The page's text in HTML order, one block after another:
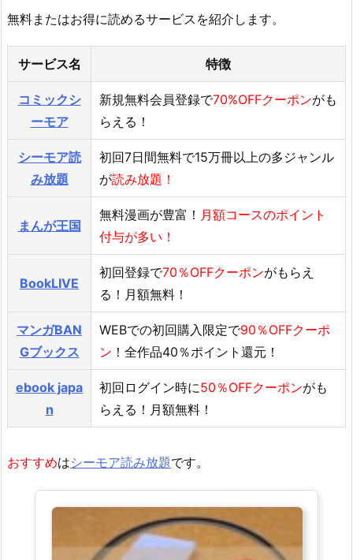
無料またはお得に読めるサービスを紹介します。
サービス名 特徴
コミックシ
ーモア
新規無料会員登録で70%OFFクーポンがも
らえる！
シーモア読
み放題
初回7日間無料で15万冊以上の多ジャンル
が読み放題！
まんが王国
無料漫画が豊富！ 月額コースのポイント
付与が多い！
BookLIVE
初回登録で70％OFFクーポンがもらえ
る！月額無料！
マンガBAN
Gブックス
WEBでの初回購入限定で90％OFFクーポ
ン ！全作品40％ポイント還元！
ebook japa
n
初回ログイン時に50％OFFクーポンがも
らえる！月額無料！
おすすめはシーモア読み放題です。